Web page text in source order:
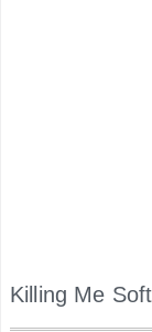
Killing Me